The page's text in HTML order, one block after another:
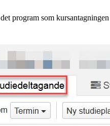
program som